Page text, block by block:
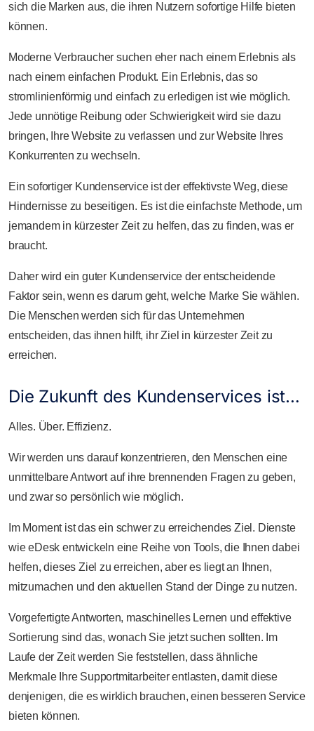
sich die Marken aus, die ihren Nutzern sofortige Hilfe bieten
können.
Moderne Verbraucher suchen eher nach einem Erlebnis als
nach einem einfachen Produkt. Ein Erlebnis, das so
stromlinienförmig und einfach zu erledigen ist wie möglich.
Jede unnötige Reibung oder Schwierigkeit wird sie dazu
bringen, Ihre Website zu verlassen und zur Website Ihres
Konkurrenten zu wechseln.
Ein sofortiger Kundenservice ist der effektivste Weg, diese
Hindernisse zu beseitigen. Es ist die einfachste Methode, um
jemandem in kürzester Zeit zu helfen, das zu finden, was er
braucht.
Daher wird ein guter Kundenservice der entscheidende
Faktor sein, wenn es darum geht, welche Marke Sie wählen.
Die Menschen werden sich für das Unternehmen
entscheiden, das ihnen hilft, ihr Ziel in kürzester Zeit zu
erreichen.
Die Zukunft des Kundenservices ist…
Alles. Über. Effizienz.
Wir werden uns darauf konzentrieren, den Menschen eine
unmittelbare Antwort auf ihre brennenden Fragen zu geben,
und zwar so persönlich wie möglich.
Im Moment ist das ein schwer zu erreichendes Ziel. Dienste
wie eDesk entwickeln eine Reihe von Tools, die Ihnen dabei
helfen, dieses Ziel zu erreichen, aber es liegt an Ihnen,
mitzumachen und den aktuellen Stand der Dinge zu nutzen.
Vorgefertigte Antworten, maschinelles Lernen und effektive
Sortierung sind das, wonach Sie jetzt suchen sollten. Im
Laufe der Zeit werden Sie feststellen, dass ähnliche
Merkmale Ihre Supportmitarbeiter entlasten, damit diese
denjenigen, die es wirklich brauchen, einen besseren Service
bieten können.